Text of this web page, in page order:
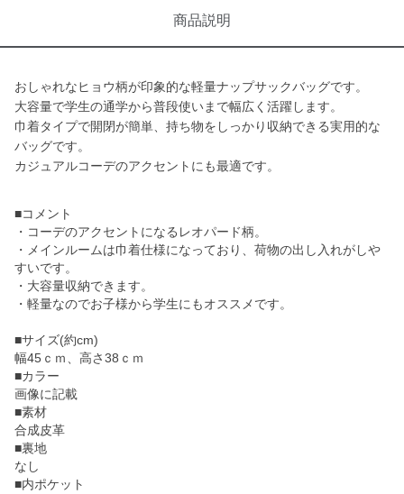
商品説明
おしゃれなヒョウ柄が印象的な軽量ナップサックバッグです。
大容量で学生の通学から普段使いまで幅広く活躍します。
巾着タイプで開閉が簡単、持ち物をしっかり収納できる実用的な
バッグです。
カジュアルコーデのアクセントにも最適です。
■コメント
・コーデのアクセントになるレオパード柄。
・メインルームは巾着仕様になっており、荷物の出し入れがしや
すいです。
・大容量収納できます。
・軽量なのでお子様から学生にもオススメです。
■サイズ(約cm)
幅45ｃｍ、高さ38ｃｍ
■カラー
画像に記載
■素材
合成皮革
■裏地
なし
■内ポケット